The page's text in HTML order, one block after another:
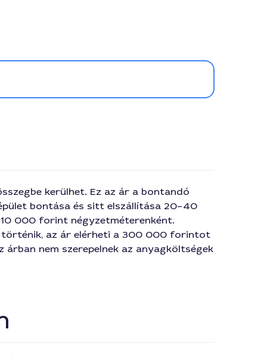
kerülhet. Ez az ár a bontandó
bontása és sitt elszállítása 20–40
000 forint négyzetméterenként.
történik, az ár elérheti a 300 000 forintot
nem szerepelnek az anyagköltségek